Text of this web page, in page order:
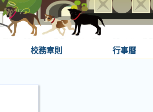
校務章則 行事曆